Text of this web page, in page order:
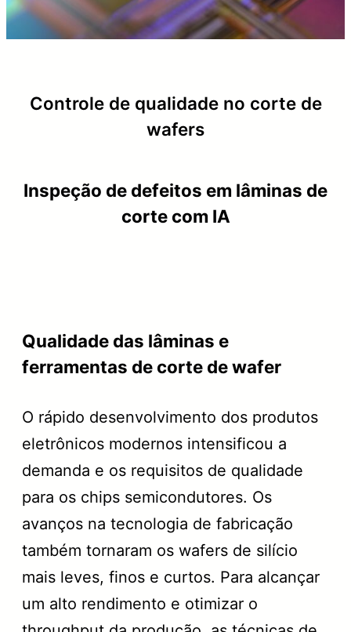
Controle de qualidade no corte de
wafers
Inspeção de defeitos em lâminas de
corte com IA
Qualidade das lâminas e
ferramentas de corte de wafer
O rápido desenvolvimento dos produtos
eletrônicos modernos intensificou a
demanda e os requisitos de qualidade
para os chips semicondutores. Os
avanços na tecnologia de fabricação
também tornaram os wafers de silício
mais leves, finos e curtos. Para alcançar
um alto rendimento e otimizar o